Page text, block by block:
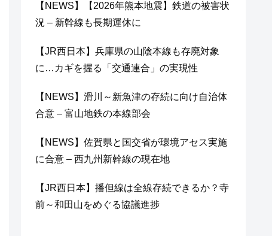
【NEWS】【2026年熊本地震】鉄道の被害状
況 – 新幹線も長期運休に
【JR西日本】兵庫県の山陰本線も存廃対象
に…カギを握る「交通連合」の実現性
【NEWS】滑川～新魚津の存続に向け自治体
合意 – 富山地鉄の本線部会
【NEWS】佐賀県と国交省が環境アセス実施
に合意 – 西九州新幹線の現在地
【JR西日本】播但線は全線存続できるか？寺
前～和田山をめぐる協議進捗